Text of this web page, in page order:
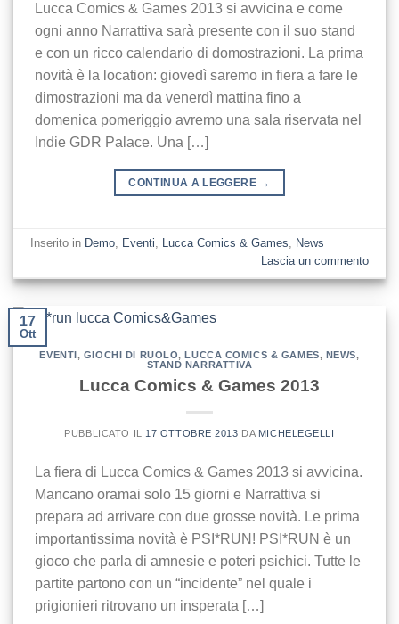
Lucca Comics & Games 2013 si avvicina e come
ogni anno Narrattiva sarà presente con il suo stand
e con un ricco calendario di domostrazioni. La prima
novità è la location: giovedì saremo in fiera a fare le
dimostrazioni ma da venerdì mattina fino a
domenica pomeriggio avremo una sala riservata nel
Indie GDR Palace. Una […]
CONTINUA A LEGGERE →
Inserito in Demo, Eventi, Lucca Comics & Games, News
Lascia un commento
17
Ott
EVENTI , GIOCHI DI RUOLO, LUCCA COMICS & GAMES, NEWS,
STAND NARRATTIVA
Lucca Comics & Games 2013
PUBBLICATO IL 17 OTTOBRE 2013 DA MICHELEGELLI
La fiera di Lucca Comics & Games 2013 si avvicina.
Mancano oramai solo 15 giorni e Narrattiva si
prepara ad arrivare con due grosse novità. Le prima
importantissima novità è PSI*RUN! PSI*RUN è un
gioco che parla di amnesie e poteri psichici. Tutte le
partite partono con un “incidente” nel quale i
prigionieri ritrovano un insperata […]